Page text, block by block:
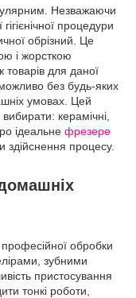
Незважаючи
процедури
обрізний. Це
і жорсткою
товарів для даної
без будь-яких
умовах. Цей
керамічні,
ідеальне фрезере
процесу.
обробки
зубними
пристосування
тонкі роботи,